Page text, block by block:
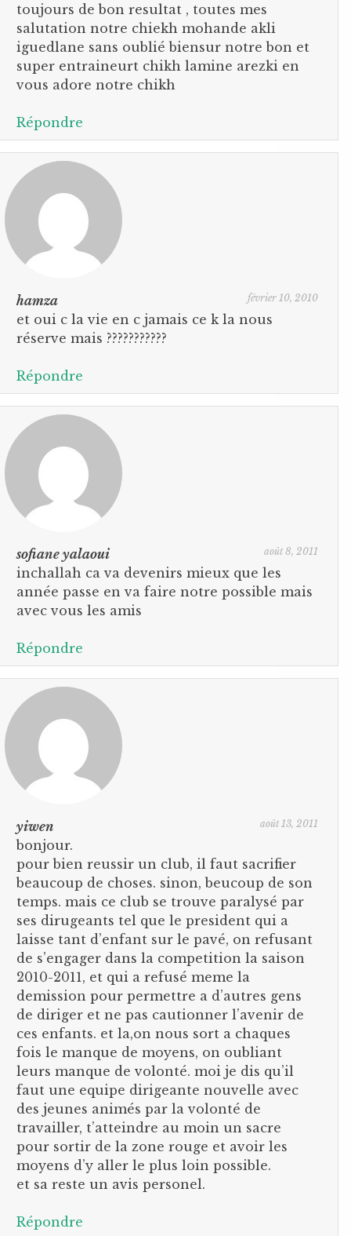
toujours de bon resultat , toutes mes
salutation notre chiekh mohande akli
iguedlane sans oublié biensur notre bon et
super entraineurt chikh lamine arezki en
vous adore notre chikh
Répondre
hamza février 10, 2010
et oui c la vie en c jamais ce k la nous
réserve mais ???????????
Répondre
sofiane yalaoui août 8, 2011
inchallah ca va devenirs mieux que les
année passe en va faire notre possible mais
avec vous les amis
Répondre
yiwen août 13, 2011
bonjour.
pour bien reussir un club, il faut sacrifier
beaucoup de choses. sinon, beucoup de son
temps. mais ce club se trouve paralysé par
ses dirugeants tel que le president qui a
laisse tant d’enfant sur le pavé, on refusant
de s’engager dans la competition la saison
2010-2011, et qui a refusé meme la
demission pour permettre a d’autres gens
de diriger et ne pas cautionner l’avenir de
ces enfants. et la,on nous sort a chaques
fois le manque de moyens, on oubliant
leurs manque de volonté. moi je dis qu’il
faut une equipe dirigeante nouvelle avec
des jeunes animés par la volonté de
travailler, t’atteindre au moin un sacre
pour sortir de la zone rouge et avoir les
moyens d’y aller le plus loin possible.
et sa reste un avis personel.
Répondre